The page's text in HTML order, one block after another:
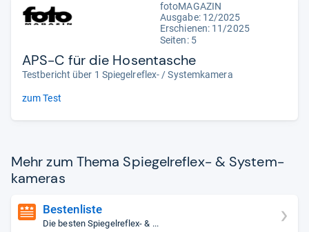
fotoMAGAZIN
Ausgabe: 12/2025
Erschienen: 11/2025
Seiten: 5
APS-C für die Hosentasche
Testbericht über 1 Spiegelreflex- / Systemkamera
zum Test
Mehr zum Thema Spie­gel­re­flex-​ & Sys­tem­
ka­me­ras
Bestenliste
Die besten Spiegelreflex- & ...